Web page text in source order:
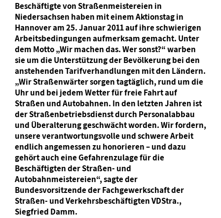
Beschäftigte von Straßenmeistereien in
Niedersachsen haben mit einem Aktionstag in
Hannover am 25. Januar 2011 auf ihre schwierigen
Arbeitsbedingungen aufmerksam gemacht. Unter
dem Motto „Wir machen das. Wer sonst?“ warben
sie um die Unterstützung der Bevölkerung bei den
anstehenden Tarifverhandlungen mit den Ländern.
„Wir Straßenwärter sorgen tagtäglich, rund um die
Uhr und bei jedem Wetter für freie Fahrt auf
Straßen und Autobahnen. In den letzten Jahren ist
der Straßenbetriebsdienst durch Personalabbau
und Überalterung geschwächt worden. Wir fordern,
unsere verantwortungsvolle und schwere Arbeit
endlich angemessen zu honorieren – und dazu
gehört auch eine Gefahrenzulage für die
Beschäftigten der Straßen- und
Autobahnmeistereien“, sagte der
Bundesvorsitzende der Fachgewerkschaft der
Straßen- und Verkehrsbeschäftigten VDStra.,
Siegfried Damm.